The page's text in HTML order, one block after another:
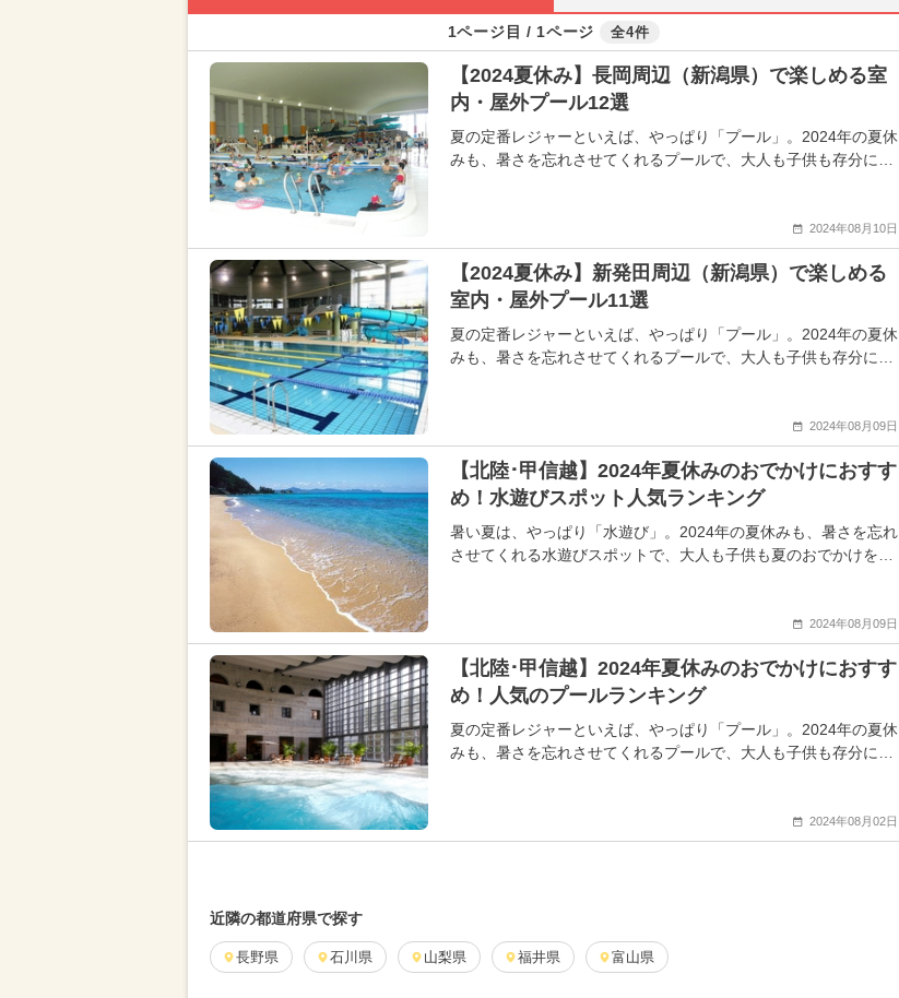
1ページ目 / 1ページ 全4件
【2024夏休み】長岡周辺（新潟県）で楽しめる室
内・屋外プール12選
夏の定番レジャーといえば、やっぱり「プール」。2024年の夏休
みも、暑さを忘れさせてくれるプールで、大人も子供も存分に…
2024年08月10日
【2024夏休み】新発田周辺（新潟県）で楽しめる
室内・屋外プール11選
夏の定番レジャーといえば、やっぱり「プール」。2024年の夏休
みも、暑さを忘れさせてくれるプールで、大人も子供も存分に…
2024年08月09日
【北陸･甲信越】2024年夏休みのおでかけにおすす
め！水遊びスポット人気ランキング
暑い夏は、やっぱり「水遊び」。2024年の夏休みも、暑さを忘れ
させてくれる水遊びスポットで、大人も子供も夏のおでかけを…
2024年08月09日
【北陸･甲信越】2024年夏休みのおでかけにおすす
め！人気のプールランキング
夏の定番レジャーといえば、やっぱり「プール」。2024年の夏休
みも、暑さを忘れさせてくれるプールで、大人も子供も存分に…
2024年08月02日
近隣の都道府県で探す
長野県 石川県 山梨県 福井県 富山県